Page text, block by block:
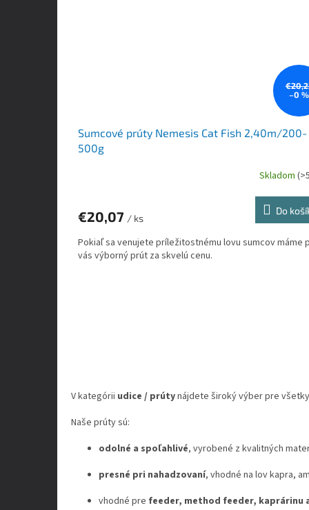
–0 %
Sumcové prúty Nemesis Cat Fish 2,40m/200-
500g
Skladom
€20,07 / ks
Do
Pokiaľ sa venujete príležitostnému lovu sumcov máme
vás výborný prút za skvelú cenu.
V kategórii udice / prútynájdete široký výber pre
Naše prúty sú:
odolné a spoľahlivé, vyrobené z kvalitných
presné pri nahadzovaní, vhodné na lov kapra,
vhodné pre feeder, method feeder, kaprárinu